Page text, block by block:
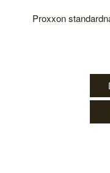
Proxxon